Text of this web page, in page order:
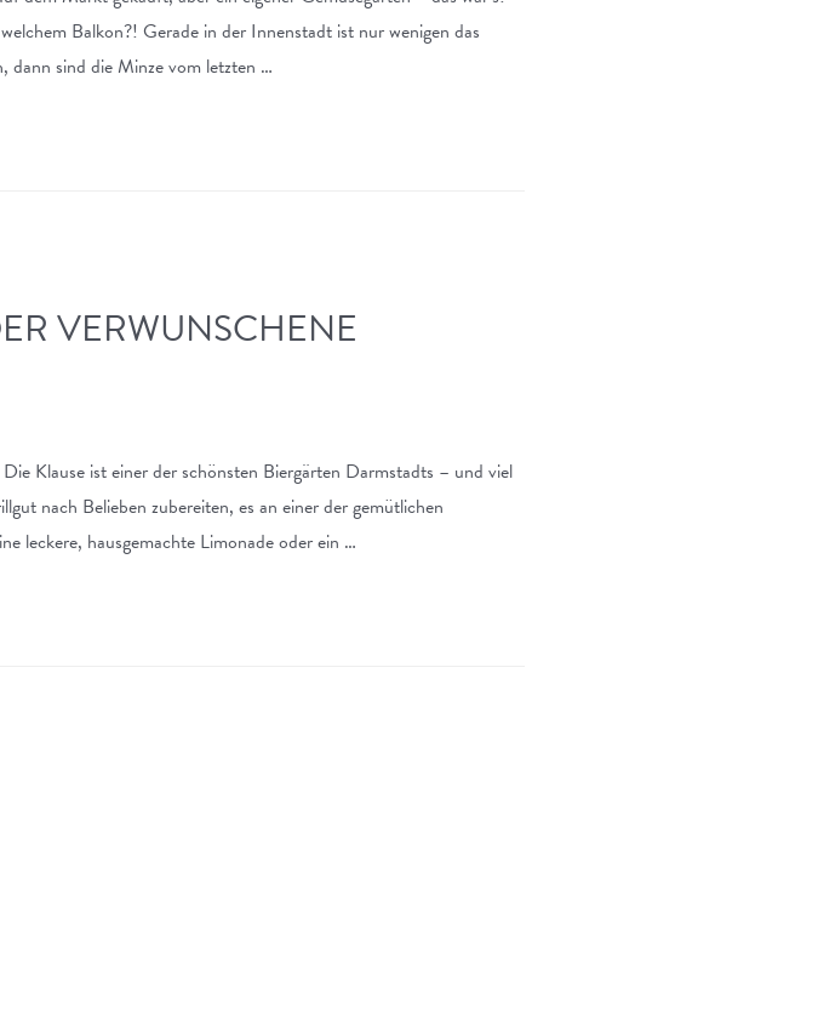
Balkon?! Gerade in der Innenstadt ist nur wenigen das
dann sind die Minze vom letzten …
VERWUNSCHENE
Klause ist einer der schönsten Biergärten Darmstadts – und viel
nach Belieben zubereiten, es an einer der gemütlichen
leckere, hausgemachte Limonade oder ein …